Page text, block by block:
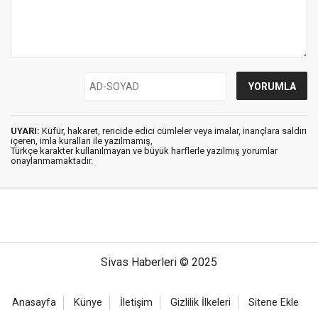
UYARI: Küfür, hakaret, rencide edici cümleler veya imalar, inançlara saldırı
içeren, imla kuralları ile yazılmamış,
Türkçe karakter kullanılmayan ve büyük harflerle yazılmış yorumlar
onaylanmamaktadır.
Sivas Haberleri © 2025
Anasayfa Künye İletişim Gizlilik İlkeleri Sitene Ekle